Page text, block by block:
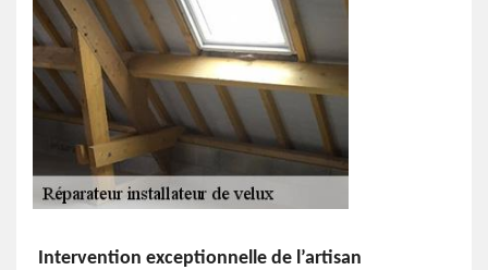
Intervention exceptionnelle de l’artisan